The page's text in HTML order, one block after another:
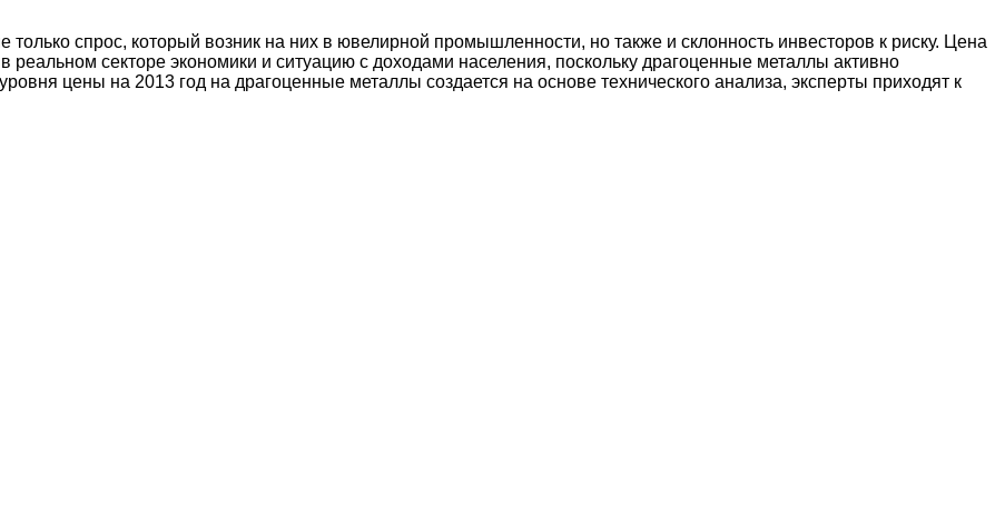
только спрос, который возник на них в ювелирной промышленности, но также и склонность инвесторов к риску. Цена
секторе экономики и ситуацию с доходами населения, поскольку драгоценные металлы активно
цены на 2013 год на драгоценные металлы создается на основе технического анализа, эксперты приходят к